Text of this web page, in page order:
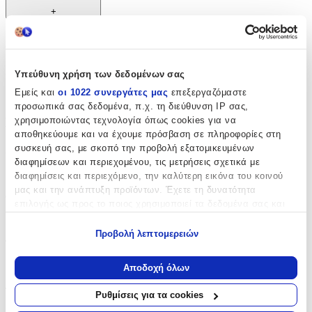
Υπεύθυνη χρήση των δεδομένων σας
Εμείς και οι 1022 συνεργάτες μας επεξεργαζόμαστε
προσωπικά σας δεδομένα, π.χ. τη διεύθυνση IP σας,
χρησιμοποιώντας τεχνολογία όπως cookies για να
αποθηκεύουμε και να έχουμε πρόσβαση σε πληροφορίες στη
συσκευή σας, με σκοπό την προβολή εξατομικευμένων
διαφημίσεων και περιεχομένου, τις μετρήσεις σχετικά με
διαφημίσεις και περιεχόμενο, την καλύτερη εικόνα του κοινού
μας και την ανάπτυξη προϊόντων. Έχετε τη δυνατότητα
Να συλλέξουμε πληροφορίες σχετικά με τη γεωγραφική
σας τοποθεσία, οι οποίες μπορεί να είναι ακριβείς σε
απόσταση μερικών μέτρων
Να αναγνωρίσουμε τη συσκευή σας σαρώνοντας ενεργά
Προβολή λεπτομερειών
Αποδοχή όλων
Ρυθμίσεις για τα cookies
+
Χαρακτηριστικά
Κατασκευαστής:
OEM
Βασικά Χαρακτηριστικά
Χρώμα:
Πολύχρωμο
Φύλο
Τάξη